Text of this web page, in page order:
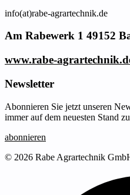
info(at)rabe-agrartechnik.de
Am Rabewerk 1 49152
www.rabe-
Newsletter
Abonnieren Sie jetzt unseren
immer auf dem neuesten Stand
abonnieren
© 2026 Rabe Agrartechnik